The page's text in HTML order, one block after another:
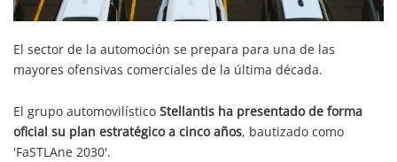
El sector de la automoción se prepara para una de las
mayores ofensivas comerciales de la última década.
El grupo automovilístico Stellantis ha presentado de forma
oficial su plan estratégico a cinco años, bautizado como
'FaSTLAne 2030'.